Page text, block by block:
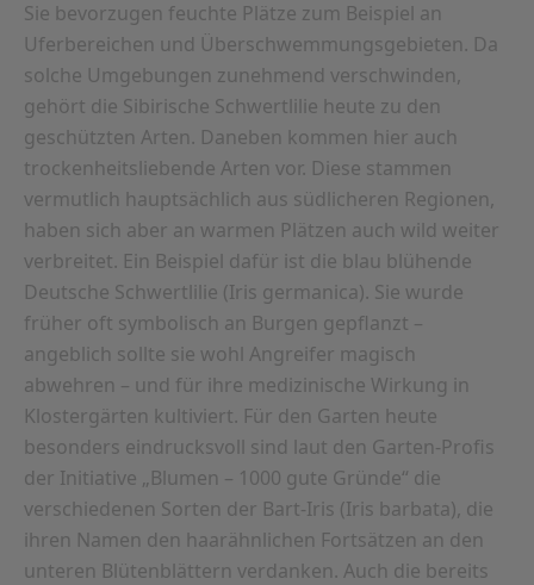
Sie bevorzugen feuchte Plätze zum Beispiel an
Uferbereichen und Überschwemmungsgebieten. Da
solche Umgebungen zunehmend verschwinden,
gehört die Sibirische Schwertlilie heute zu den
geschützten Arten. Daneben kommen hier auch
trockenheitsliebende Arten vor. Diese stammen
vermutlich hauptsächlich aus südlicheren Regionen,
haben sich aber an warmen Plätzen auch wild weiter
verbreitet. Ein Beispiel dafür ist die blau blühende
Deutsche Schwertlilie (Iris germanica). Sie wurde
früher oft symbolisch an Burgen gepflanzt –
angeblich sollte sie wohl Angreifer magisch
abwehren – und für ihre medizinische Wirkung in
Klostergärten kultiviert. Für den Garten heute
besonders eindrucksvoll sind laut den Garten-Profis
der Initiative „Blumen – 1000 gute Gründe“ die
verschiedenen Sorten der Bart-Iris (Iris barbata), die
ihren Namen den haarähnlichen Fortsätzen an den
unteren Blütenblättern verdanken. Auch die bereits